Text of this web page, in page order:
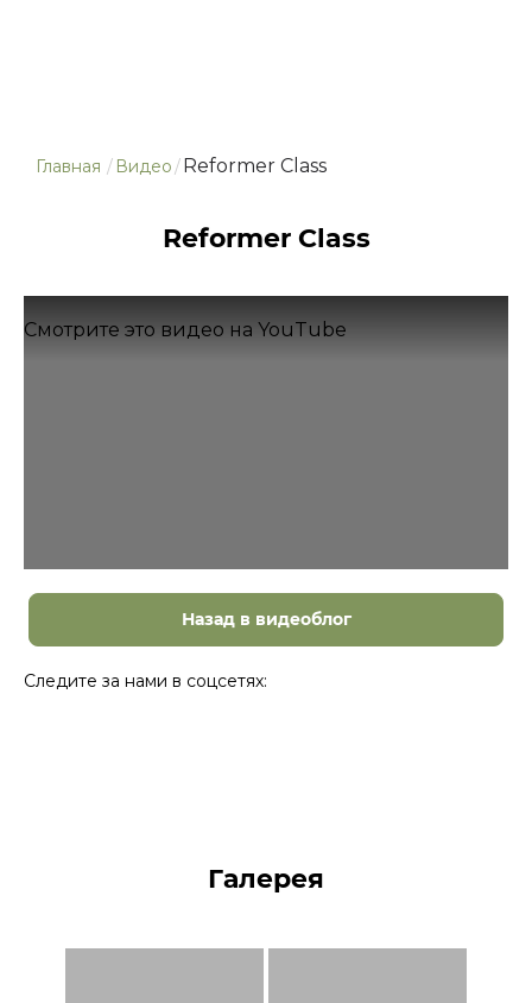
Главная / Видео/Reformer Class
Reformer Class
Смотрите это видео на YouTube
Назад в видеоблог
Следите за нами в соцсетях:
Галерея